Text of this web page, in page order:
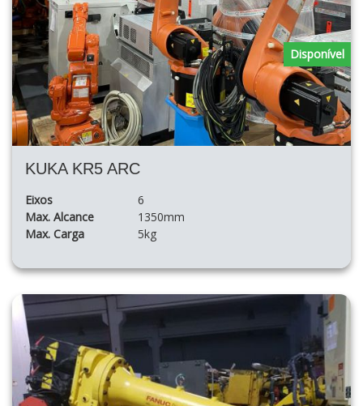
KUKA KR5 ARC
Eixos
6
Max. Alcance
1350mm
Max. Carga
5kg
Disponível